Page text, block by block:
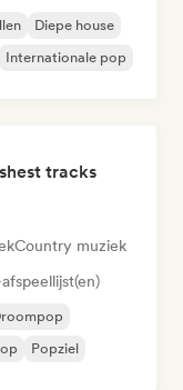
Diepe house
Internationale pop
tracks
Country muziek
Popziel